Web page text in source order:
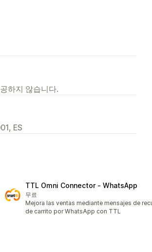
하지 않습니다.
ES
TTL Omni Connector ‑ WhatsApp
무료
Mejora las ventas mediante mensajes de
de carrito por WhatsApp con TTL